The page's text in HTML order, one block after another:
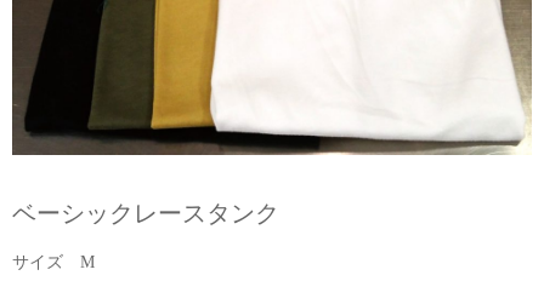
ベーシックレースタンク
サイズ M